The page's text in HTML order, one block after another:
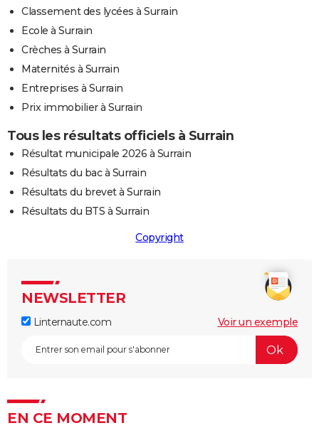
Classement des lycées à Surrain
Ecole à Surrain
Crèches à Surrain
Maternités à Surrain
Entreprises à Surrain
Prix immobilier à Surrain
Tous les résultats officiels à Surrain
Résultat municipale 2026 à Surrain
Résultats du bac à Surrain
Résultats du brevet à Surrain
Résultats du BTS à Surrain
Copyright
NEWSLETTER
Linternaute.com Voir un exemple
EN CE MOMENT